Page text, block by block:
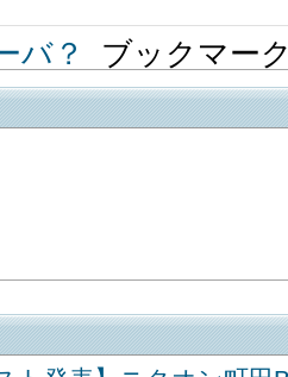
バ？ ブックマー